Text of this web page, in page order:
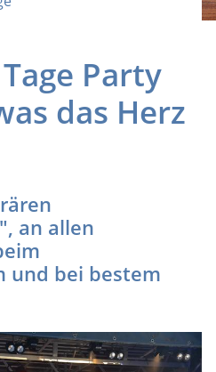
Party
das Herz
an allen
und bei bestem